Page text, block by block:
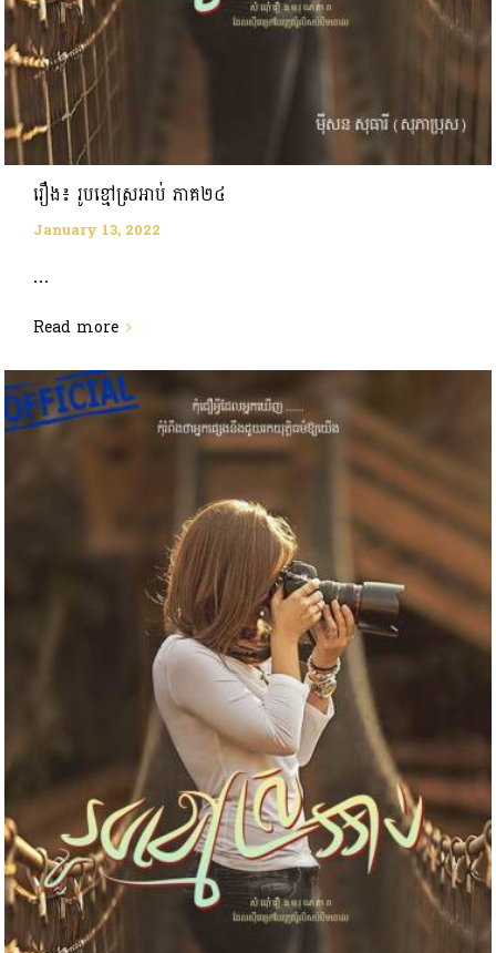
រឿង៖ រូបខ្មៅស្រអាប់ ភាគ២៤
January 13, 2022
...
Read more